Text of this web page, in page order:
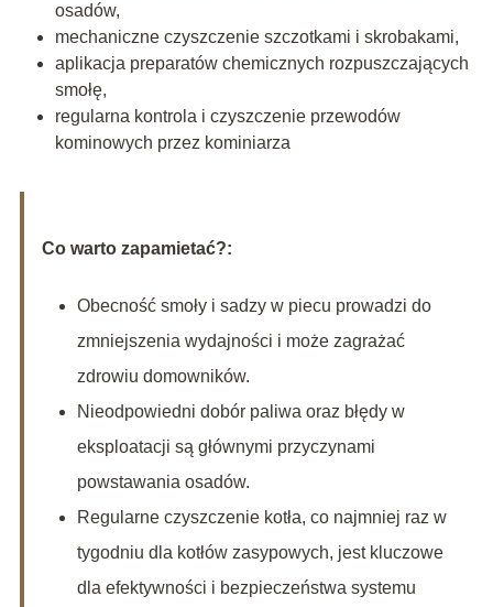
osadów,
mechaniczne czyszczenie szczotkami i skrobakami,
aplikacja preparatów chemicznych rozpuszczających
smołę,
regularna kontrola i czyszczenie przewodów
kominowych przez kominiarza
Co warto zapamietać?:
Obecność smoły i sadzy w piecu prowadzi do
zmniejszenia wydajności i może zagrażać
zdrowiu domowników.
Nieodpowiedni dobór paliwa oraz błędy w
eksploatacji są głównymi przyczynami
powstawania osadów.
Regularne czyszczenie kotła, co najmniej raz w
tygodniu dla kotłów zasypowych, jest kluczowe
dla efektywności i bezpieczeństwa systemu